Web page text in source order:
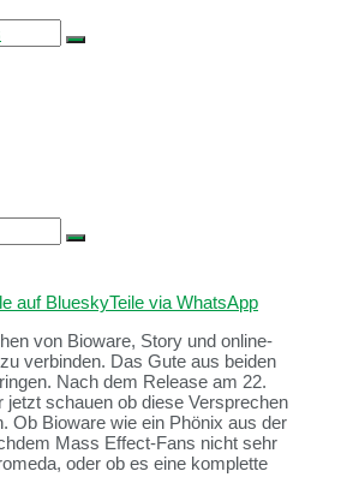
auf BlueskyTeile via WhatsApp
von Bioware, Story und online-
verbinden. Das Gute aus beiden
Nach dem Release am 22.
jetzt schauen ob diese Versprechen
Ob Bioware wie ein Phönix aus der
Mass Effect-Fans nicht sehr
oder ob es eine komplette